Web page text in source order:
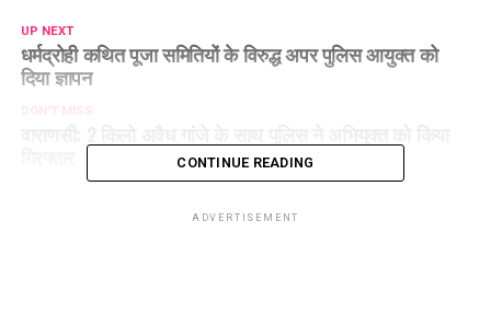
UP NEXT
धर्मद्रोही कथित पूजा समितियों के विरुद्ध अपर पुलिस आयुक्त को
दिया ज्ञापन
DON'T MISS
CONTINUE READING
ADVERTISEMENT